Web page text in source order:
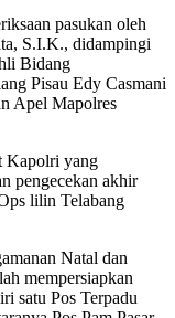
pasukan oleh
S.I.K., didampingi
Bidang
Pisau Edy Casmani
Apel Mapolres
Kapolri yang
pengecekan akhir
lilin Telabang
Natal dan
mempersiapkan
satu Pos Terpadu